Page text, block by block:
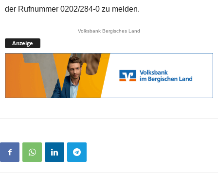
der Rufnummer 0202/284-0 zu melden.
Volksbank Bergisches Land
Anzeige